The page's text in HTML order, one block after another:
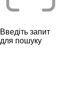
Введіть запит
для пошуку